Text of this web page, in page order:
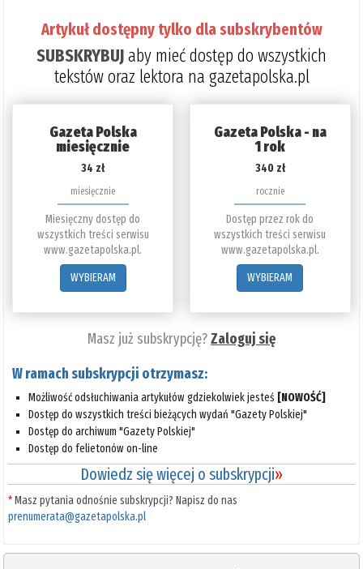
Artykuł dostępny tylko dla subskrybentów
SUBSKRYBUJaby mieć dostęp do wszystkich
tekstów oraz lektora na gazetapolska.pl
Gazeta Polska
miesięcznie
34 zł
miesięcznie
Miesięczny dostęp do
wszystkich treści serwisu
www.gazetapolska.pl.
WYBIERAM
Gazeta Polska - na
1 rok
340 zł
rocznie
Dostęp przez rok do
wszystkich treści serwisu
www.gazetapolska.pl.
WYBIERAM
Masz już subskrypcję?Zaloguj się
W ramach subskrypcji otrzymasz:
Możliwość odsłuchiwania artykułów gdziekolwiek jesteś [NOWOŚĆ]
Dostęp do wszystkich treści bieżących wydań "Gazety Polskiej"
Dostęp do archiwum "Gazety Polskiej"
Dostęp do felietonów on-line
Dowiedz się więcej o subskrypcji»
*Masz pytania odnośnie subskrypcji? Napisz do nas
prenumerata@gazetapolska.pl